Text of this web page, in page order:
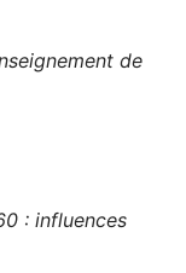
de
: influences